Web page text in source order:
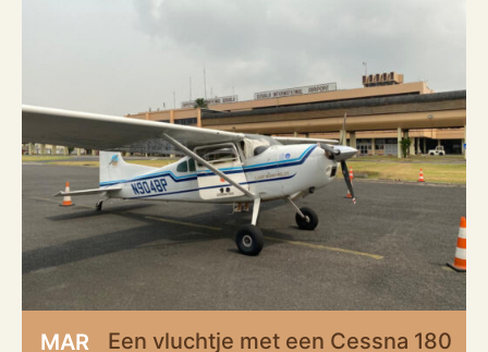
MAR Een vluchtje met een Cessna 180